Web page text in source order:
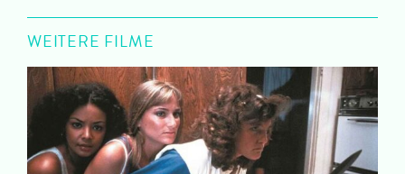
WEITERE FILME